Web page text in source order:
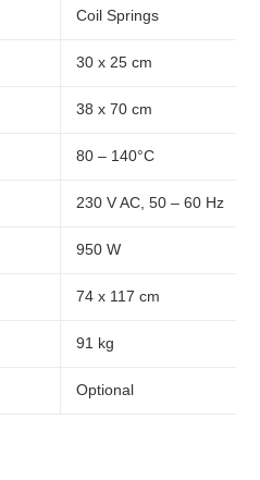
Coil Springs
30 x 25 cm
38 x 70 cm
80 – 140°C
230 V AC, 50 – 60 Hz
950 W
74 x 117 cm
91 kg
Optional